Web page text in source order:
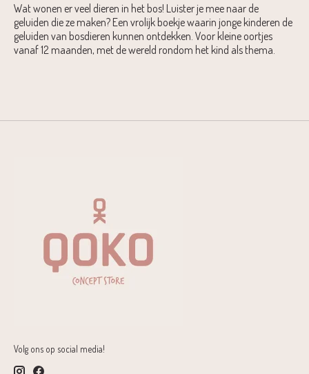
Wat wonen er veel dieren in het bos! Luister je mee naar de
geluiden die ze maken? Een vrolijk boekje waarin jonge kinderen de
geluiden van bosdieren kunnen ontdekken. Voor kleine oortjes
vanaf 12 maanden, met de wereld rondom het kind als thema.
Volg ons op social media!